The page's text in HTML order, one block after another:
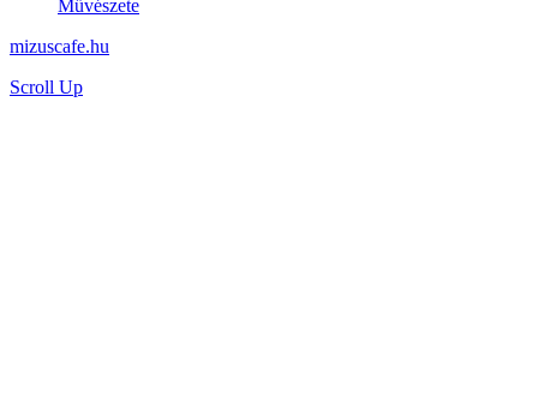
Művészete
mizuscafe.hu
Scroll Up